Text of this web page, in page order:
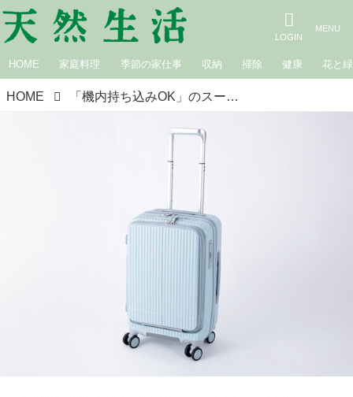
HOME 家庭料理 季節の家仕事 収納 掃除 健康 花と緑
HOME 「機内持ち込みOK」のスーツケース6選。軽さ・収納力・静音性で選ぶ“1〜4泊にちょうどいい”モデルを本音でレビュー／いいモノあうモノ